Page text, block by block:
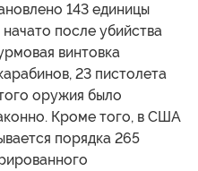
143 единицы
после убийства
винтовка
23 пистолета
оружия было
Кроме того, в США
порядка 265